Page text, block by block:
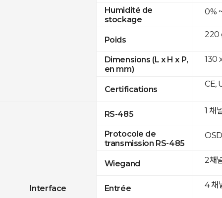
Humidité de
stockage
Poids
Dimensions (L x H x P,
en mm)
Certifications
Interface
RS-485
Protocole de
transmission RS-485
Wiegand
Entrée
0%
220
130
CE,
1 채
2채
4 채